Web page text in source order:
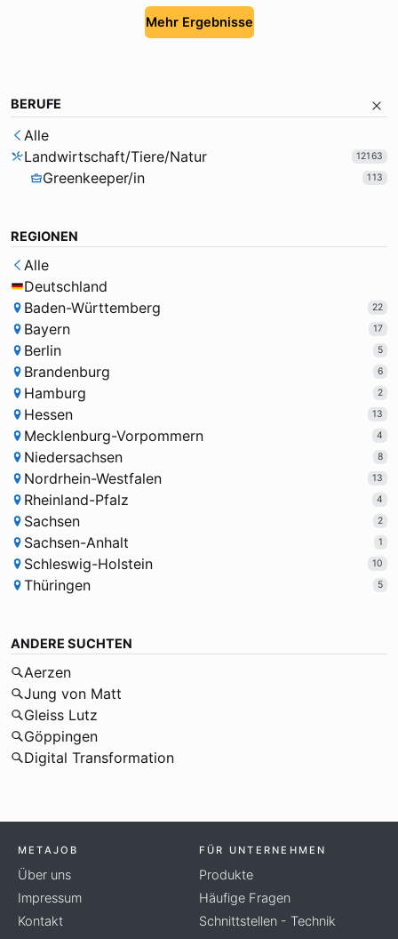
Mehr Ergebnisse
BERUFE
Alle
Landwirtschaft/Tiere/Natur
12163
Greenkeeper/in 113
REGIONEN
Alle
Deutschland
Baden-Württemberg
22
Bayern 17
Berlin 5
Brandenburg 6
Hamburg 2
Hessen 13
Mecklenburg-Vorpommern 4
Niedersachsen 8
Nordrhein-Westfalen 13
Rheinland-Pfalz 4
Sachsen 2
Sachsen-Anhalt 1
Schleswig-Holstein 10
Thüringen 5
ANDERE SUCHTEN
Aerzen
Jung von Matt
Gleiss Lutz
Göppingen
Digital Transformation
METAJOB
Über uns
Impressum
Kontakt
FÜR UNTERNEHMEN
Produkte
Häufige Fragen
Schnittstellen - Technik